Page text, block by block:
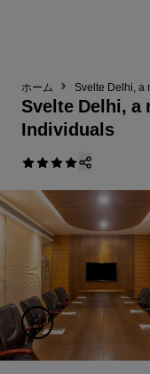
ホーム Svelte Delhi, a
Svelte Delhi, a
Individuals